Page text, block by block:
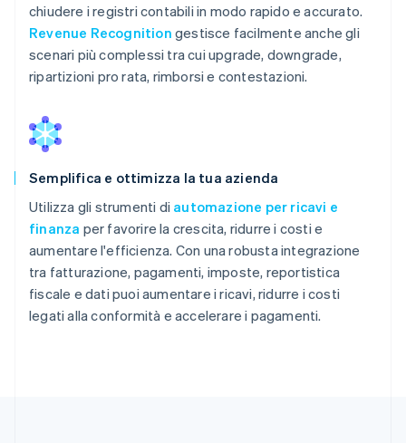
chiudere i registri contabili in modo rapido e accurato.
Revenue Recognition gestisce facilmente anche gli
scenari più complessi tra cui upgrade, downgrade,
ripartizioni pro rata, rimborsi e contestazioni.
Semplifica e ottimizza la tua azienda
Utilizza gli strumenti di automazione per ricavi e
finanza per favorire la crescita, ridurre i costi e
aumentare l'efficienza. Con una robusta integrazione
tra fatturazione, pagamenti, imposte, reportistica
fiscale e dati puoi aumentare i ricavi, ridurre i costi
legati alla conformità e accelerare i pagamenti.